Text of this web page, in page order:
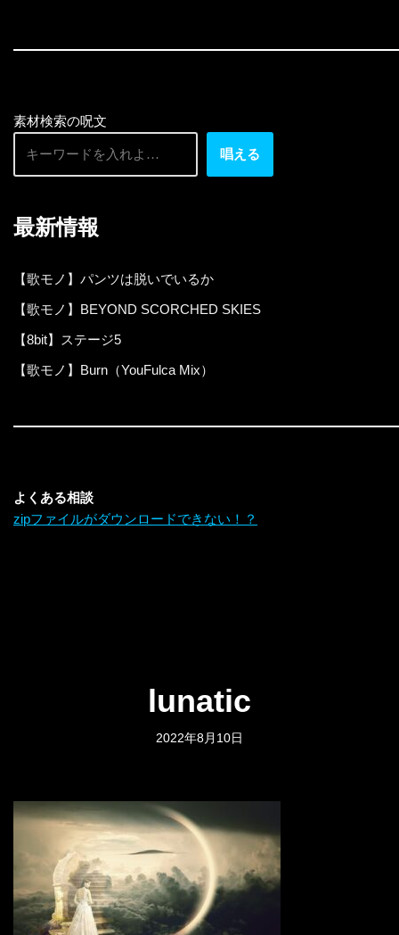
素材検索の呪文
唱える
最新情報
【歌モノ】パンツは脱いでいるか
【歌モノ】BEYOND SCORCHED SKIES
【8bit】ステージ5
【歌モノ】Burn（YouFulca Mix）
よくある相談
zipファイルがダウンロードできない！？
lunatic
2022年8月10日